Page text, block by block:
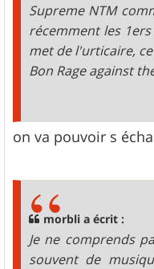
Supreme NTM
récemment les
met de l'urticaire,
Bon Rage against
on va pouvoir s
morbli a écrit :
Je ne comprends
souvent de